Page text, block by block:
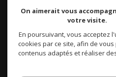
On aimerait vous
votre visite.
En poursuivant, vous acceptez
cookies par ce site, afin de
contenus adaptés et réaliser